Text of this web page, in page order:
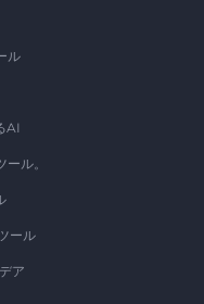
ル
AI
ル。
ール
ア